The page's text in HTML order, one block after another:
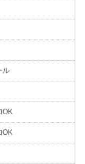
ル
OK
OK